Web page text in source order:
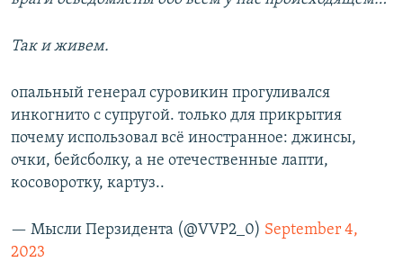
Так и живем.
опальный генерал суровикин прогуливался
инкогнито с супругой. только для прикрытия
почему использовал всё иностранное: джинсы,
очки, бейсболку, а не отечественные лапти,
косоворотку, картуз..
— Мысли Перзидента (@VVP2_0) September 4,
2023